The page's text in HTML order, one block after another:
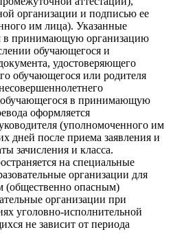
организации и подписью ее
им лица). Указанные
в принимающую организацию
обучающегося и
удостоверяющего
обучающегося или родителя
обучающегося в принимающую
оформляется
(уполномоченного им
дней после приема заявления и
зачисления и класса.
на специальные
организации для
(общественно опасным)
организации при
уголовно-исполнительной
не зависит от периода